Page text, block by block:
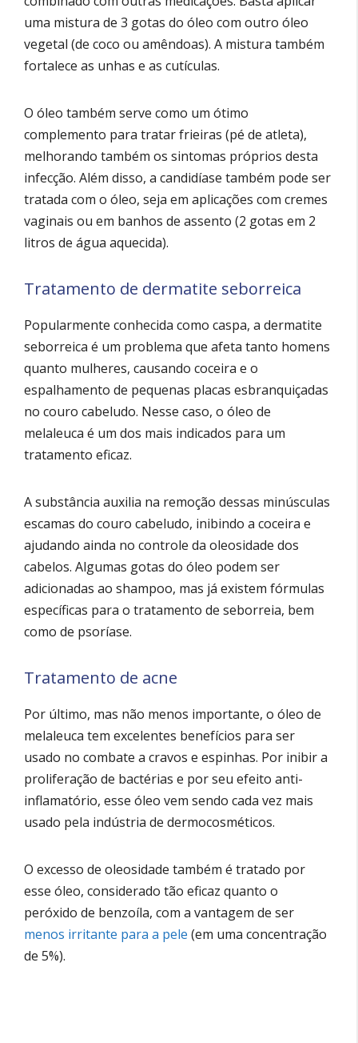
uma mistura de 3 gotas do óleo com outro óleo
vegetal (de coco ou amêndoas). A mistura também
fortalece as unhas e as cutículas.
O óleo também serve como um ótimo
complemento para tratar frieiras (pé de atleta),
melhorando também os sintomas próprios desta
infecção. Além disso, a candidíase também pode ser
tratada com o óleo, seja em aplicações com cremes
vaginais ou em banhos de assento (2 gotas em 2
litros de água aquecida).
Tratamento de dermatite seborreica
Popularmente conhecida como caspa, a dermatite
seborreica é um problema que afeta tanto homens
quanto mulheres, causando coceira e o
espalhamento de pequenas placas esbranquiçadas
no couro cabeludo. Nesse caso, o óleo de
melaleuca é um dos mais indicados para um
tratamento eficaz.
A substância auxilia na remoção dessas minúsculas
escamas do couro cabeludo, inibindo a coceira e
ajudando ainda no controle da oleosidade dos
cabelos. Algumas gotas do óleo podem ser
adicionadas ao shampoo, mas já existem fórmulas
específicas para o tratamento de seborreia, bem
como de psoríase.
Tratamento de acne
Por último, mas não menos importante, o óleo de
melaleuca tem excelentes benefícios para ser
usado no combate a cravos e espinhas. Por inibir a
proliferação de bactérias e por seu efeito anti-
inflamatório, esse óleo vem sendo cada vez mais
usado pela indústria de dermocosméticos.
O excesso de oleosidade também é tratado por
esse óleo, considerado tão eficaz quanto o
peróxido de benzoíla, com a vantagem de ser
menos irritante para a pele (em uma concentração
de 5%).